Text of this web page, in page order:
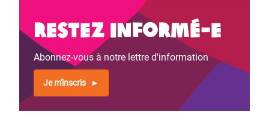
Restez informé-e
Abonnez-vous à notre lettre d'information
Je m'inscris